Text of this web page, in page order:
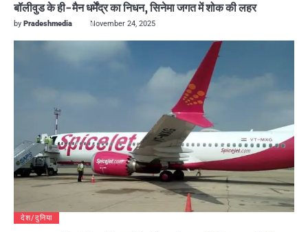
बॉलीवुड के ही-मैन धर्मेंद्र का निधन, सिनेमा जगत में शोक की लहर
by Pradeshmedia November 24, 2025
देश/दुनिया